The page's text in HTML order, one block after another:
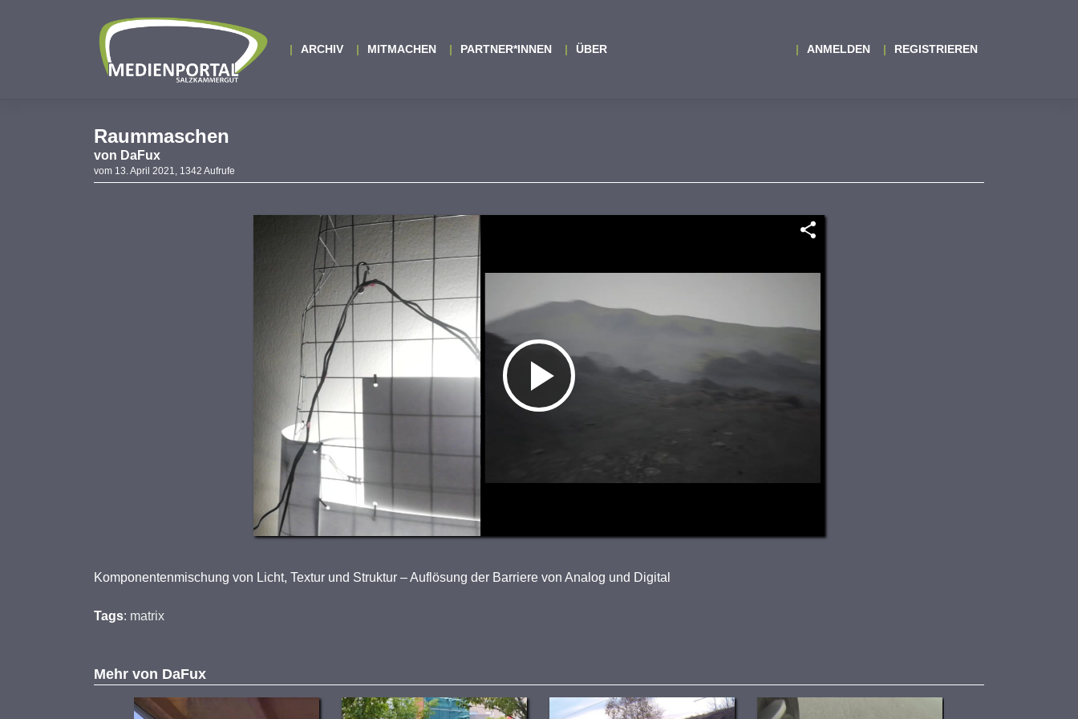
ARCHIV MITMACHEN PARTNER*INNEN ÜBER ANMELDEN REGISTRIEREN
Raummaschen
von DaFux
vom 13. April 2021, 1342 Aufrufe
Video
abspielen
Komponentenmischung von Licht, Textur und Struktur – Auflösung der Barriere von Analog und Digital
Tags: matrix
Mehr von DaFux